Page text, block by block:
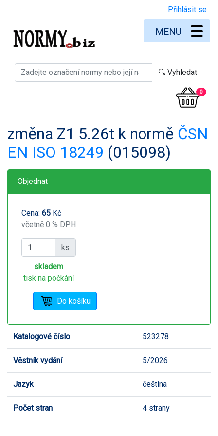
Přihlásit se
0
MENU
změna Z1 5.26t k normě ČSN
EN ISO 18249 (015098)
Objednat
Cena: 65 Kč
včetně 0 % DPH
ks
skladem
tisk na počkání
Katalogové číslo 523278
Věstník vydání 5/2026
Jazyk čeština
Počet stran 4 strany